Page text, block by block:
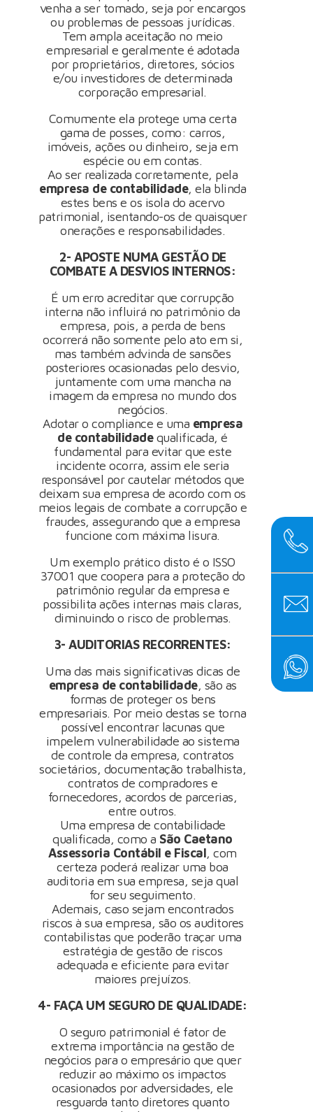
venha a ser tomado, seja por encargos
ou problemas de pessoas jurídicas.
Tem ampla aceitação no meio
empresarial e geralmente é adotada
por proprietários, diretores, sócios
e/ou investidores de determinada
corporação empresarial.
Comumente ela protege uma certa
gama de posses, como: carros,
imóveis, ações ou dinheiro, seja em
espécie ou em contas.
Ao ser realizada corretamente, pela
empresa de contabilidade, ela blinda
estes bens e os isola do acervo
patrimonial, isentando-os de quaisquer
onerações e responsabilidades.
2- APOSTE NUMA GESTÃO DE
COMBATE A DESVIOS INTERNOS:
É um erro acreditar que corrupção
interna não influirá no patrimônio da
empresa, pois, a perda de bens
ocorrerá não somente pelo ato em si,
mas também advinda de sansões
posteriores ocasionadas pelo desvio,
juntamente com uma mancha na
imagem da empresa no mundo dos
negócios.
Adotar o compliance e uma empresa
de contabilidadequalificada, é
fundamental para evitar que este
incidente ocorra, assim ele seria
responsável por cautelar métodos que
deixam sua empresa de acordo com os
meios legais de combate a corrupção e
fraudes, assegurando que a empresa
funcione com máxima lisura.
Um exemplo prático disto é o ISSO
37001 que coopera para a proteção do
patrimônio regular da empresa e
possibilita ações internas mais claras,
diminuindo o risco de problemas.
3- AUDITORIAS RECORRENTES:
Uma das mais significativas dicas de
empresa de contabilidade, são as
formas de proteger os bens
empresariais. Por meio destas se torna
possível encontrar lacunas que
impelem vulnerabilidade ao sistema
de controle da empresa, contratos
societários, documentação trabalhista,
contratos de compradores e
fornecedores, acordos de parcerias,
entre outros.
Uma empresa de contabilidade
qualificada, como a São Caetano
Assessoria Contábil e Fiscal, com
certeza poderá realizar uma boa
auditoria em sua empresa, seja qual
for seu seguimento.
Ademais, caso sejam encontrados
riscos à sua empresa, são os auditores
contabilistas que poderão traçar uma
estratégia de gestão de riscos
adequada e eficiente para evitar
maiores prejuízos.
4- FAÇA UM SEGURO DE QUALIDADE:
O seguro patrimonial é fator de
extrema importância na gestão de
negócios para o empresário que quer
reduzir ao máximo os impactos
ocasionados por adversidades, ele
resguarda tanto diretores quanto